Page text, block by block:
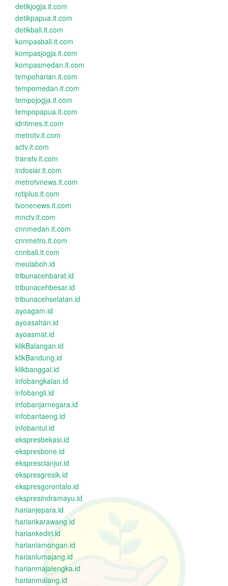
detikjogja.it.com
detikpapua.it.com
detikbali.it.com
kompasbali.it.com
kompasjogja.it.com
kompasmedan.it.com
tempoharian.it.com
tempomedan.it.com
tempojogja.it.com
tempopapua.it.com
idntimes.it.com
metrotv.it.com
sctv.it.com
transtv.it.com
indosiar.it.com
metrotvnews.it.com
rctiplus.it.com
tvonenews.it.com
mnctv.it.com
cnnmedan.it.com
cnnmetro.it.com
cnnbali.it.com
meulaboh.id
tribunacehbarat.id
tribunacehbesar.id
tribunacehselatan.id
ayoagam.id
ayoasahan.id
ayoasmat.id
klikBalangan.id
klikBandung.id
klikbanggai.id
infobangkalan.id
infobangli.id
infobanjarnegara.id
infobantaeng.id
infobantul.id
ekspresbekasi.id
ekspresbone.id
eksprescianjur.id
ekspresgresik.id
ekspresgorontalo.id
ekspresindramayu.id
harianjepara.id
hariankarawang.id
hariankediri.id
harianlamongan.id
harianlumajang.id
harianmajalengka.id
harianmalang.id